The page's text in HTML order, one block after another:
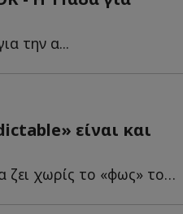
την α...
είναι και
Ο μήνας που ο ΠΑΟΚ έμαθε να ζει χωρίς το «φως» του – Η...